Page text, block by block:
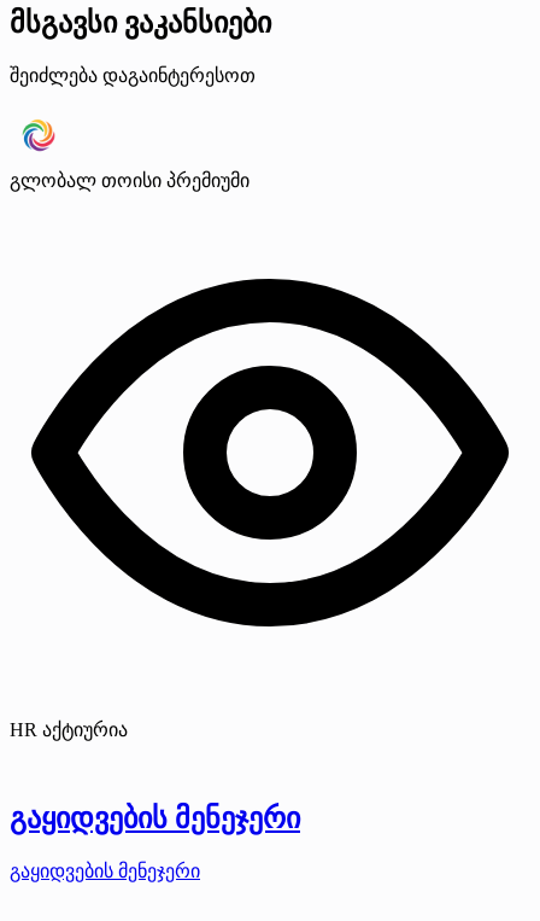
მსგავსი ვაკანსიები
შეიძლება დაგაინტერესოთ
გლობალ თოისი პრემიუმი
HR აქტიურია
გაყიდვების მენეჯერი
გაყიდვების მენეჯერი